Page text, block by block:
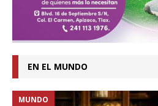
EN EL MUNDO
MUNDO